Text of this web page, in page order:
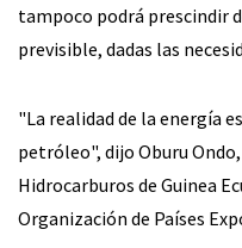
tampoco podrá prescindir
previsible, dadas las
"La realidad de la energía
petróleo", dijo Oburu
Hidrocarburos de Guinea
Organización de Países